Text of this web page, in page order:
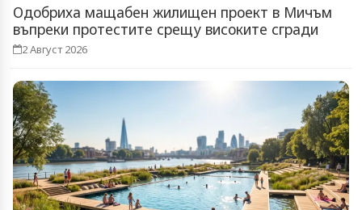
Одобриха мащабен жилищен проект в Мичъм
въпреки протестите срещу високите сгради
2 Август 2026